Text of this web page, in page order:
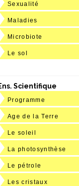
Sexualité
Maladies
Microbiote
Le sol
Scientifique
Programme
Age de la Terre
Le soleil
La photosynthèse
Le pétrole
Les cristaux